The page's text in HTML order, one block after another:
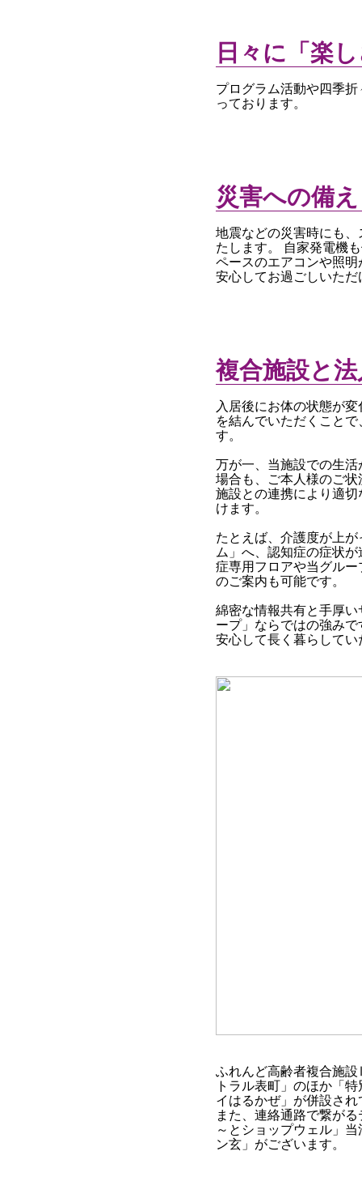
日々に「楽
プログラム活動や四季
っております。
災害への備え
地震などの災害時にも
たします。 自家発電機
ペースのエアコンや照
安心してお過ごしいただ
複合施設と
入居後にお体の状態が
を結んでいただくこと
す。
万が一、当施設での生
場合も、ご本人様のご
施設との連携により適
けます。
たとえば、介護度が上
ム」へ、認知症の症状
症専用フロアや当グル
のご案内も可能です。
綿密な情報共有と手厚
ープ」ならではの強みで
安心して長く暮らして
ふれんど高齢者複合施
トラル表町」のほか「
イはるかぜ」が併設され
また、連絡通路で繋が
～とショップウェル」
ン玄」がございます。